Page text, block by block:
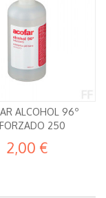
ALCOHOL 96º
250
2,00 €